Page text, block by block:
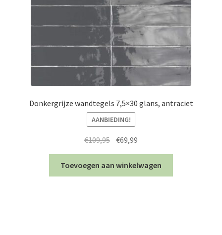
Donkergrijze wandtegels 7,5×30 glans, antraciet
AANBIEDING!
€109,95 Oorspronkelijke
prijs
was:
€109,95.
€69,99
prijs
is:
€69,99.
Toevoegen aan winkelwagen